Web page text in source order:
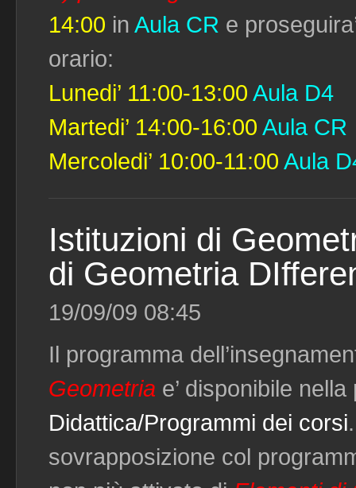
14:00 in Aula CR e
orario:
Lunedi’ 11:00-13:00 Aula D4
Martedi’ 14:00-16:00 Aula CR
Mercoledi’ 10:00-11:00 Aula
Istituzioni di
di Geometria
19/09/09 08:45
Il programma
Geometria e’ disponibile nella
Didattica/Programmi dei corsi
sovrapposizione col